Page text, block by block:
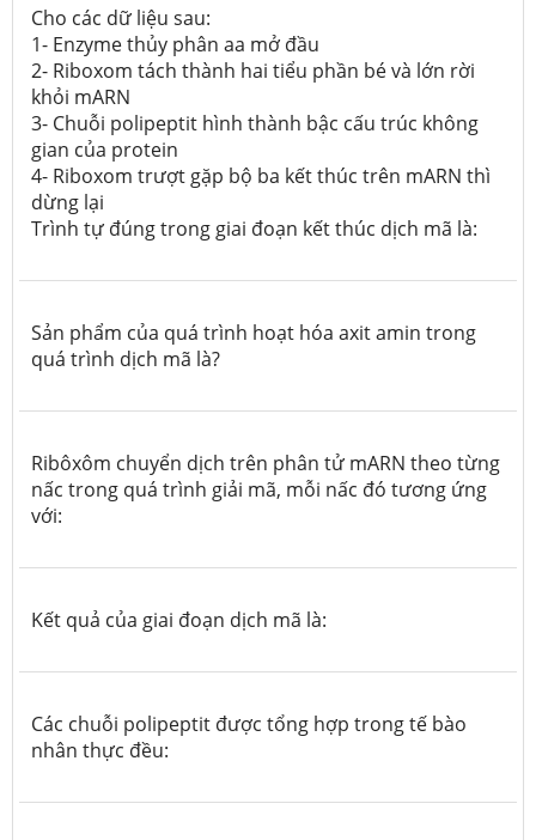
Cho các dữ liệu sau:
1- Enzyme thủy phân aa mở đầu
2- Riboxom tách thành hai tiểu phần bé và lớn rời
khỏi mARN
3- Chuỗi polipeptit hình thành bậc cấu trúc không
gian của protein
4- Riboxom trượt gặp bộ ba kết thúc trên mARN thì
dừng lại
Trình tự đúng trong giai đoạn kết thúc dịch mã là:
Sản phẩm của quá trình hoạt hóa axit amin trong
quá trình dịch mã là?
Ribôxôm chuyển dịch trên phân tử mARN theo từng
nấc trong quá trình giải mã, mỗi nấc đó tương ứng
với:
Kết quả của giai đoạn dịch mã là:
Các chuỗi polipeptit được tổng hợp trong tế bào
nhân thực đều: